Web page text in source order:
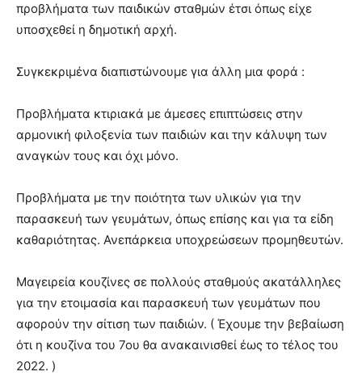
lyons
teaches
the
pain.
pornhun
hd
προβλήματα των παιδικών σταθμών έτσι όπως είχε
υποσχεθεί η δημοτική αρχή.
Συγκεκριμένα διαπιστώνουμε για άλλη μια φορά :
Προβλήματα κτιριακά με άμεσες επιπτώσεις στην
αρμονική φιλοξενία των παιδιών και την κάλυψη των
αναγκών τους και όχι μόνο.
Προβλήματα με την ποιότητα των υλικών για την
παρασκευή των γευμάτων, όπως επίσης και για τα είδη
καθαριότητας. Ανεπάρκεια υποχρεώσεων προμηθευτών.
Μαγειρεία κουζίνες σε πολλούς σταθμούς ακατάλληλες
για την ετοιμασία και παρασκευή των γευμάτων που
αφορούν την σίτιση των παιδιών. ( Έχουμε την βεβαίωση
ότι η κουζίνα του 7ου θα ανακαινισθεί έως το τέλος του
2022. )